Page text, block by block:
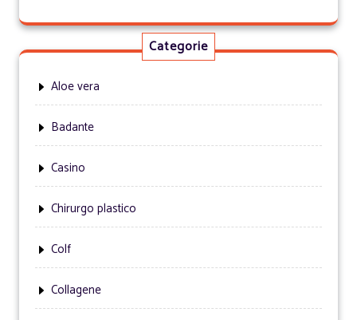
Categorie
Aloe vera
Badante
Casino
Chirurgo plastico
Colf
Collagene